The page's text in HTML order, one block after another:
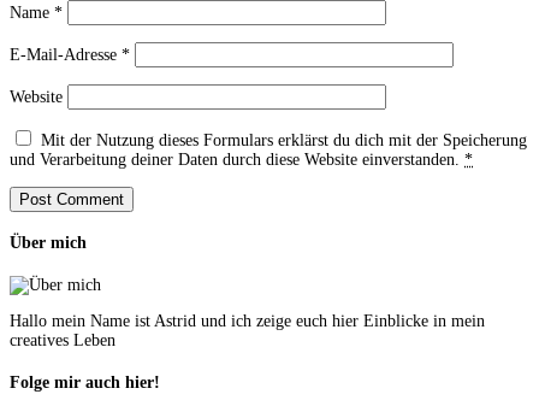
Name *
E-Mail-Adresse *
Website
Mit der Nutzung dieses Formulars erklärst du dich mit der Speicherung
und Verarbeitung deiner Daten durch diese Website einverstanden. *
Über mich
Hallo mein Name ist Astrid und ich zeige euch hier Einblicke in mein
creatives Leben
Folge mir auch hier!